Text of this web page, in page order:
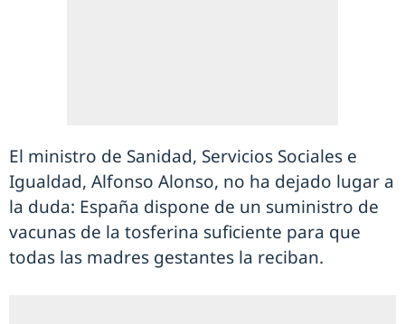
El ministro de Sanidad, Servicios Sociales e
Igualdad, Alfonso Alonso, no ha dejado lugar a
la duda: España dispone de un suministro de
vacunas de la tosferina suficiente para que
todas las madres gestantes la reciban.